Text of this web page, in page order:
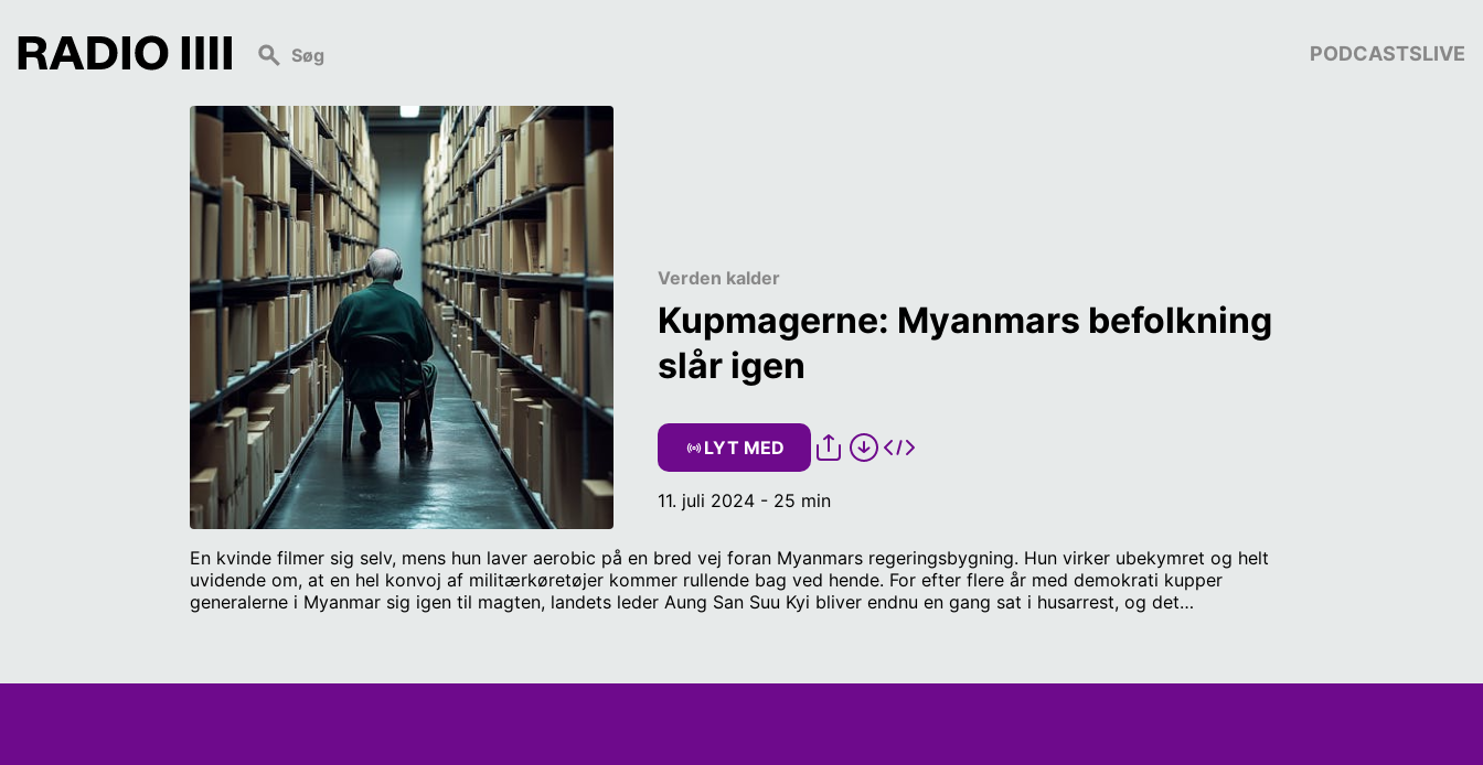
PODCASTSLIVE
Verden kalder
Kupmagerne: Myanmars befolkning
LYT MED
11. juli 2024 - 25 min
En kvinde filmer sig selv, mens hun laver aerobic på en bred vej foran Myanmars regeringsbygning. Hun virker ubekymret og helt
uvidende om, at en hel konvoj af militærkøretøjer kommer rullende bag ved hende. For efter flere år med demokrati kupper
generalerne i Myanmar sig igen til magten, landets leder Aung San Suu Kyi bliver endnu en gang sat i husarrest, og det
når kupmagere går efter magten. Medvirkende: Helene Kyed, seniorforsker på Dansk Institut for Internationale Studier. Susanne